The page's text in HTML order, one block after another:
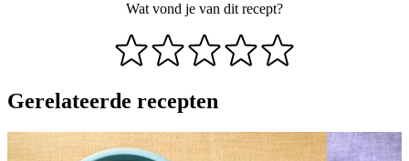
Wat vond je van dit recept?
Gerelateerde recepten